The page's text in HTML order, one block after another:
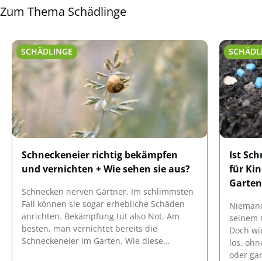
Zum Thema Schädlinge
SCHÄDLINGE
Schneckeneier richtig bekämpfen
und vernichten + Wie sehen sie aus?
Schnecken nerven Gärtner. Im schlimmsten
Fall können sie sogar erhebliche Schäden
anrichten. Bekämpfung tut also Not. Am
besten, man vernichtet bereits die
Schneckeneier im Garten. Wie diese
Ist
für
Garten
seinem
Doch
los,
oder